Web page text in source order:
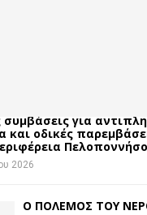
συμβάσεις για
και οδικές
2026
Ο ΠΟΛΕΜΟΣ ΤΟΥ